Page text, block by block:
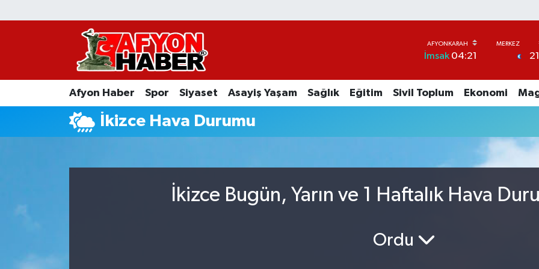
İmsak04:21 21
Afyon Haber Spor Siyaset Asayiş Yaşam Sağlık Eğitim Sivil Toplum Ekonomi
İkizce Hava Durumu
İkizce Bugün, Yarın ve 1 Haftalık Hava
Ordu
Afyon Haber
Spor
Asayiş Yaşam
Ekonomi